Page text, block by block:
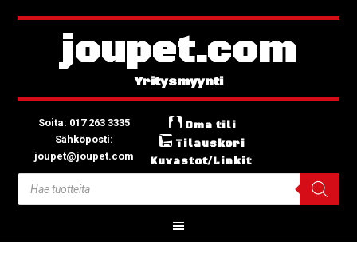
joupet.com
Soita: 017 263 3335
Sähköposti:
joupet@joupet.com
Oma tili
Tilauskori
Kuvastot/Linkit